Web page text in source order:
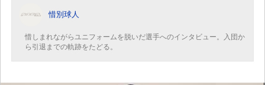
惜別球人
惜しまれながらユニフォームを脱いだ選手へのインタビュー。入団か
ら引退までの軌跡をたどる。